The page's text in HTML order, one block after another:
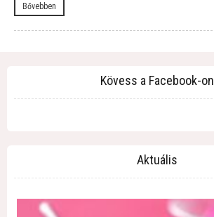
Bővebben
Kövess a Facebook-on
Aktuális